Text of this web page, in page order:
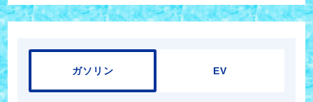
ガソリン EV